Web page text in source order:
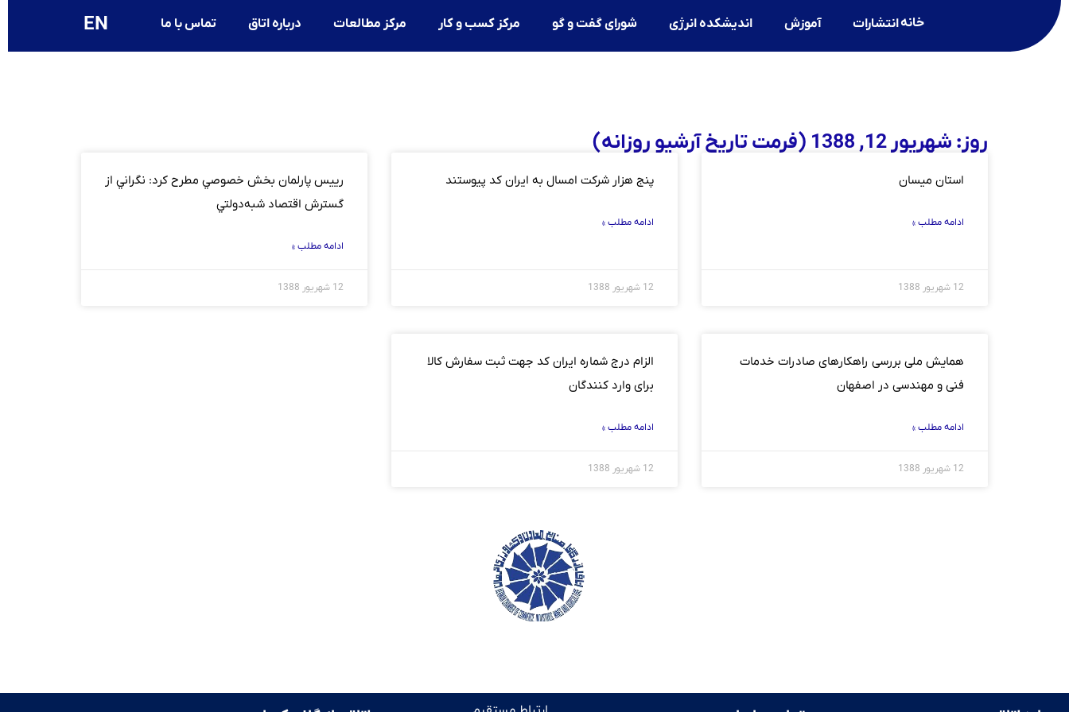
خانهانتشارات آموزش اندیشکده انرژی شورای گفت و گو مرکز کسب و کار مرکز مطالعات درباره اتاق تماس با ما EN
روز: شهریور 12, 1388 (فرمت تاریخ آرشیو روزانه)
استان میسان
ادامه مطلب »
12 شهریور 1388
پنج هزار شرکت امسال به ایران کد پیوستند
ادامه مطلب »
12 شهریور 1388
رييس پارلمان بخش خصوصي مطرح كرد: نگراني از
گسترش اقتصاد شبه‌دولتي
ادامه مطلب »
12 شهریور 1388
همایش ملی بررسی راهکارهای صادرات خدمات
فنی و مهندسی در اصفهان
ادامه مطلب »
12 شهریور 1388
الزام درج شماره ایران کد جهت ثبت سفارش کالا
برای وارد کنندگان
ادامه مطلب »
12 شهریور 1388